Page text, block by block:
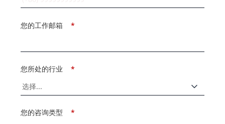
*
您的工作邮箱
*
您所处的行业
*
您的咨询类型